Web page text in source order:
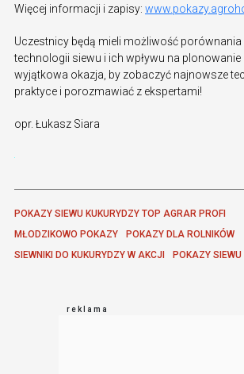
Więcej informacji i zapisy:
Uczestnicy będą mieli możliwość
technologii siewu i ich wpływu na plonowanie
wyjątkowa okazja, by zobaczyć najnowsze
praktyce i porozmawiać z ekspertami!
opr. Łukasz Siara
POKAZY SIEWU KUKURYDZY TOP AGRAR PROFI
MŁODZIKOWO POKAZY
POKAZY DLA ROLNIKÓW
SIEWNIKI DO KUKURYDZY W AKCJI
POKAZY SIEWU